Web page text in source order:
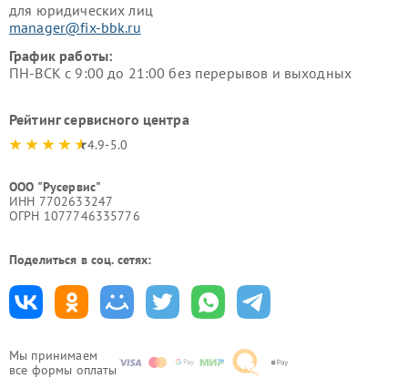
Мы принимаем
все формы оплаты
для юридических лиц
manager@fix-bbk.ru
График работы:
ПН-ВСК с 9:00 до 21:00 без перерывов и выходных
Рейтинг сервисного центра
4.9-5.0
ООО "Русервис"
ИНН 7702633247
ОГРН 1077746335776
Поделиться в соц. сетях: